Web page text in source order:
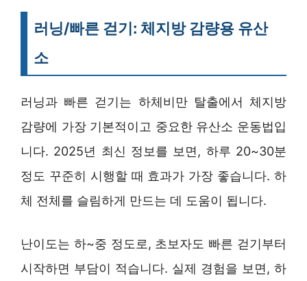
러닝/빠른 걷기: 체지방 감량용 유산
소
러닝과 빠른 걷기는 하체비만 탈출에서 체지방
감량에 가장 기본적이고 중요한 유산소 운동법입
니다. 2025년 최신 정보를 보면, 하루 20~30분
정도 꾸준히 시행할 때 효과가 가장 좋습니다. 하
체 전체를 슬림하게 만드는 데 도움이 됩니다.
난이도는 하~중 정도로, 초보자도 빠른 걷기부터
시작하면 부담이 적습니다. 실제 경험을 보면, 하